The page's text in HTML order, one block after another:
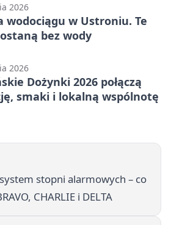
2026
wodociągu w Ustroniu. Te
bez wody
2026
Dożynki 2026 połączą
smaki i lokalną wspólnotę
stopni alarmowych – co
CHARLIE i DELTA